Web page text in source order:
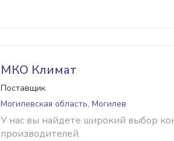
МКО Климат
Поставщик
Могилевская область, Могилев
У нас вы найдете широкий выбор
производителей.